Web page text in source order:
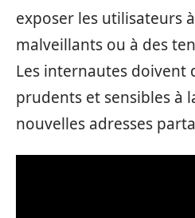
exposer les utilisateurs
malveillants ou à des
Les internautes doivent
prudents et sensibles à
nouvelles adresses